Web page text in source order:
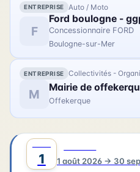
ENTREPRISE Auto / Moto
F
Ford boulogne -
Concessionnaire FORD
Boulogne-sur-Mer
ENTREPRISE Collectivités -
M Mairie de
Offekerque
1 1 août 2026 → 30